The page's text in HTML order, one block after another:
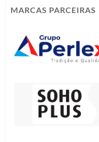
MARCAS PARCEIRAS